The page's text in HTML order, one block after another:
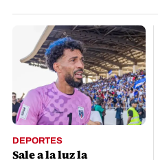
DEPORTES
Sale a la luz la